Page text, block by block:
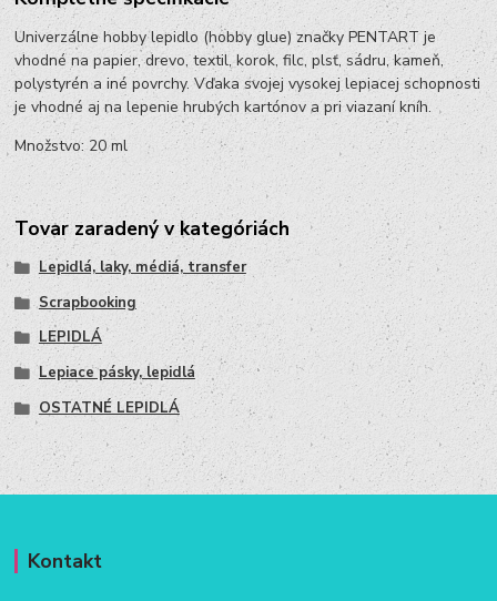
Univerzálne hobby lepidlo (hobby glue) značky PENTART je
vhodné na papier, drevo, textil, korok, filc, plsť, sádru, kameň,
polystyrén a iné povrchy. Vďaka svojej vysokej lepiacej schopnosti
je vhodné aj na lepenie hrubých kartónov a pri viazaní kníh.
Množstvo: 20 ml
Tovar zaradený v kategóriách
Lepidlá, laky, médiá, transfer
Scrapbooking
LEPIDLÁ
Lepiace pásky, lepidlá
OSTATNÉ LEPIDLÁ
Kontakt